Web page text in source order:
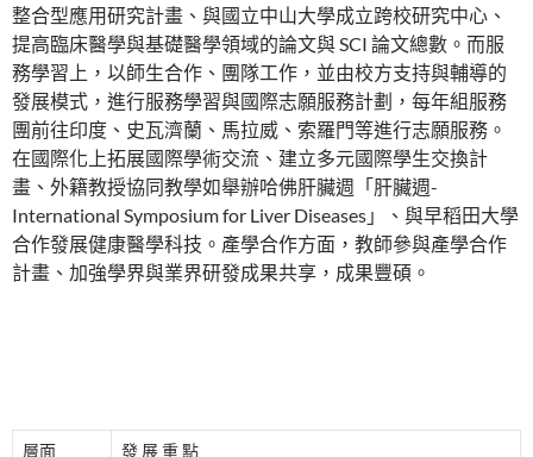
整合型應用研究計畫、與國立中山大學成立跨校研究中心、
提高臨床醫學與基礎醫學領域的論文與 SCI 論文總數。而服
務學習上，以師生合作、團隊工作，並由校方支持與輔導的
發展模式，進行服務學習與國際志願服務計劃，每年組服務
團前往印度、史瓦濟蘭、馬拉威、索羅門等進行志願服務。
在國際化上拓展國際學術交流、建立多元國際學生交換計
畫、外籍教授協同教學如舉辦哈佛肝臟週「肝臟週-
International Symposium for Liver Diseases」、與早稻田大學
合作發展健康醫學科技。產學合作方面，教師參與產學合作
計畫、加強學界與業界研發成果共享，成果豐碩。
層面 發 展 重 點